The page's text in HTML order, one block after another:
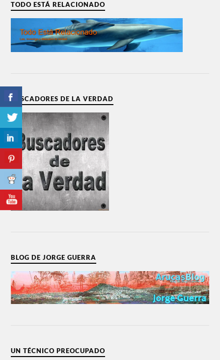
TODO ESTÁ RELACIONADO
BUSCADORES DE LA VERDAD
BLOG DE JORGE GUERRA
UN TÉCNICO PREOCUPADO